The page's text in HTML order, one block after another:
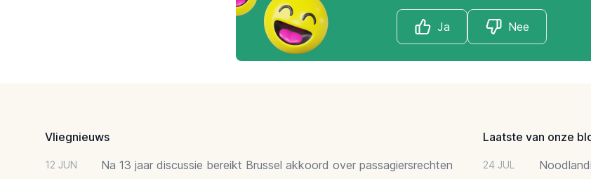
Ja Nee
Vliegnieuws
12 JUN Na 13 jaar discussie bereikt Brussel akkoord over passagiersrechten
Laatste van onze
24 JUL